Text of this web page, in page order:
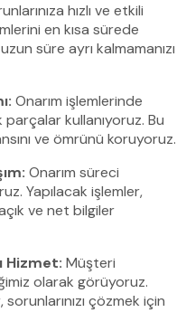
hızlı ve etkili
en kısa sürede
süre ayrı kalmamanızı
Onarım işlemlerinde
kullanıyoruz. Bu
ve ömrünü koruyoruz.
Onarım süreci
Yapılacak işlemler,
ve net bilgiler
Hizmet: Müşteri
olarak görüyoruz.
sorunlarınızı çözmek için